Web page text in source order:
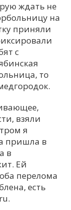
Р
С
Х
Ч
ждать не
на
приняли
с
то
взяли
я
пришла в
в
Ей
перелома
есть